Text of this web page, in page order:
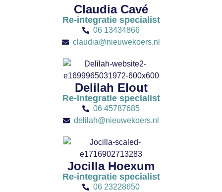
Claudia Cavé
Re-integratie specialist
06 13434866
claudia@nieuwekoers.nl
Delilah Elout
Re-integratie specialist
06 45787685
delilah@nieuwekoers.nl
Jocilla Hoexum
Re-integratie specialist
06 23228650